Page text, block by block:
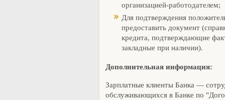
организацией-работодателем;
Для подтверждения
предоставить документ
кредита, подтверждающие
закладные при наличии).
Дополнительная информация:
Зарплатные клиенты Банка —
обслуживающихся в Банке по